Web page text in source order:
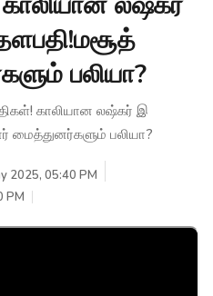
பலியா?
காலியான லஷ்கர் இ
மைத்துனர்களும் பலியா?
2025, 05:40 PM
PM